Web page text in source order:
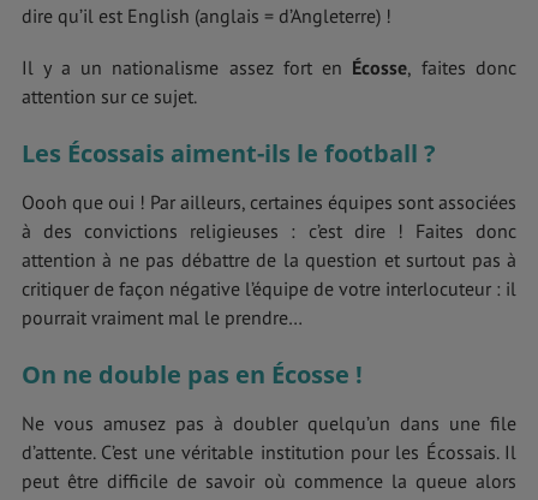
dire qu’il est English (anglais = d’Angleterre) !
Il y a un nationalisme assez fort en Écosse, faites donc
attention sur ce sujet.
Les Écossais aiment-ils le football ?
Oooh que oui ! Par ailleurs, certaines équipes sont associées
à des convictions religieuses : c’est dire ! Faites donc
attention à ne pas débattre de la question et surtout pas à
critiquer de façon négative l’équipe de votre interlocuteur : il
pourrait vraiment mal le prendre…
On ne double pas en Écosse !
Ne vous amusez pas à doubler quelqu’un dans une file
d’attente. C’est une véritable institution pour les Écossais. Il
peut être difficile de savoir où commence la queue alors